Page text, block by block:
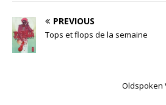
PREVIOUS
Tops et flops de la semaine
Oldspoken